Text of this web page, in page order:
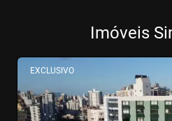
Imóveis
EXCLUSIVO
<<<